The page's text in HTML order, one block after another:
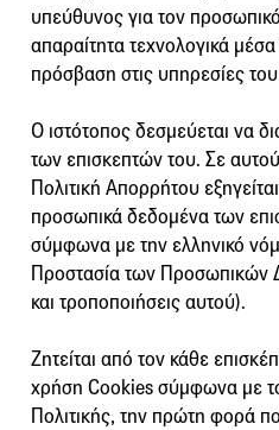
υπεύθυνος για τον
απαραίτητα τεχνολογικά
πρόσβαση στις υπηρεσίες
Ο ιστότοπος δεσμεύεται να
των επισκεπτών του. Σε
Πολιτική Απορρήτου
προσωπικά δεδομένα των
σύμφωνα με την ελληνικό
Προστασία των
και τροποποιήσεις αυτού).
Ζητείται από τον κάθε
χρήση Cookies σύμφωνα με
Πολιτικής, την πρώτη φορά